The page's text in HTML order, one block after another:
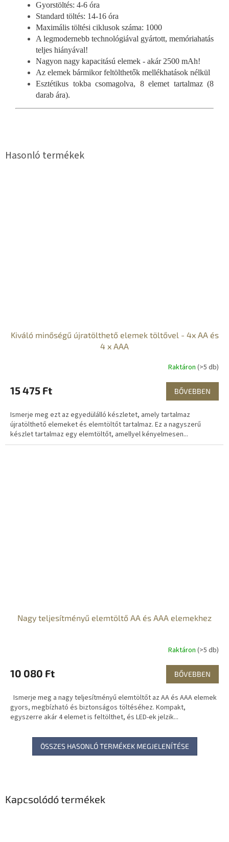
Kapcsolódó termékek
Gyorstöltés: 4-6 óra
Standard töltés: 14-16 óra
Maximális töltési ciklusok száma: 1000
A legmodernebb technológiával gyártott, memóriahatás
teljes hiányával!
Nagyon nagy kapacitású elemek - akár 2500 mAh!
Az elemek bármikor feltölthetők mellékhatások nélkül
Esztétikus tokba csomagolva, 8 elemet tartalmaz (8
darab ára).
Kiváló minőségű újratölthető elemek töltővel - 4x AA és
4 x AAA
Raktáron (>5 db)
15 475 Ft BŐVEBBEN
Ismerje meg ezt az egyedülálló készletet, amely tartalmaz
újratölthető elemeket és elemtöltőt tartalmaz. Ez a nagyszerű
készlet tartalmaz egy elemtöltőt, amellyel kényelmesen...
Nagy teljesítményű elemtöltő AA és AAA elemekhez
Raktáron (>5 db)
10 080 Ft BŐVEBBEN
Ismerje meg a nagy teljesítményű elemtöltőt az AA és AAA elemek
gyors, megbízható és biztonságos töltéséhez. Kompakt,
egyszerre akár 4 elemet is feltölthet, és LED-ek jelzik...
ÖSSZES HASONLÓ TERMÉKEK MEGJELENÍTÉSE